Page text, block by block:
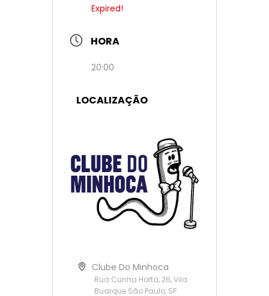
Expired!
HORA
20:00
LOCALIZAÇÃO
Clube Do Minhoca
Rua Cunha Horta, 26, Vila
Buarque São Paulo, SP